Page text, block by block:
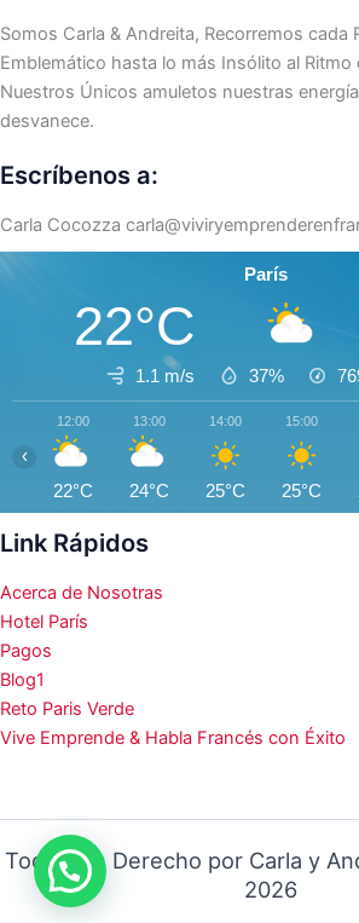
Somos Carla & Andreita, Recorremos cada
Emblemático hasta lo más Insólito al Ritmo
Nuestros Únicos amuletos nuestras
desvanece.
Escríbenos a:
Carla Cocozza
París
22°C
1.1 m/s 37%
12:00
22°C
13:00
24°C
14:00
25°C
15:00
25°C
‹
Link Rápidos
Acerca de Nosotras
Hotel París
Pagos
Blog1
Reto Paris Verde
Vive Emprende & Habla Francés con Éxito
Todos los Derecho por Carla y
2026